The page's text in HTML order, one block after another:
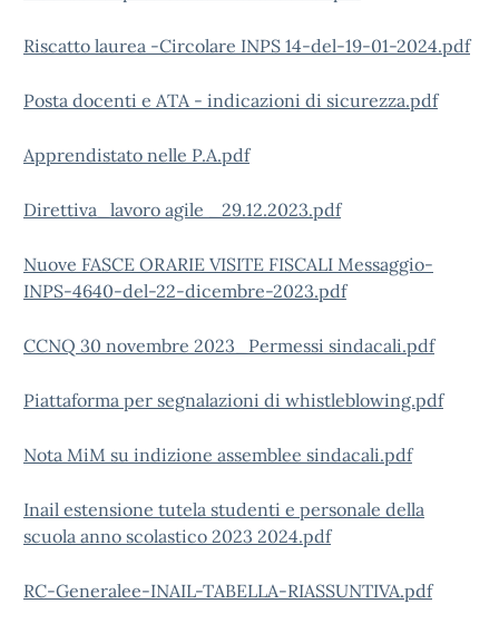
Riscatto laurea -Circolare INPS 14-del-19-01-2024.pdf
Posta docenti e ATA - indicazioni di sicurezza.pdf
Apprendistato nelle P.A.pdf
Direttiva_lavoro agile _29.12.2023.pdf
Nuove FASCE ORARIE VISITE FISCALI Messaggio-
INPS-4640-del-22-dicembre-2023.pdf
CCNQ 30 novembre 2023_Permessi sindacali.pdf
Piattaforma per segnalazioni di whistleblowing.pdf
Nota MiM su indizione assemblee sindacali.pdf
Inail estensione tutela studenti e personale della
scuola anno scolastico 2023 2024.pdf
RC-Generalee-INAIL-TABELLA-RIASSUNTIVA.pdf